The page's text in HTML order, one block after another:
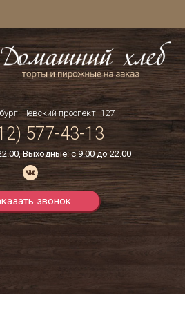
Невский проспект, 127
577-43-13
Выходные: с 9.00 до 22.00
звонок